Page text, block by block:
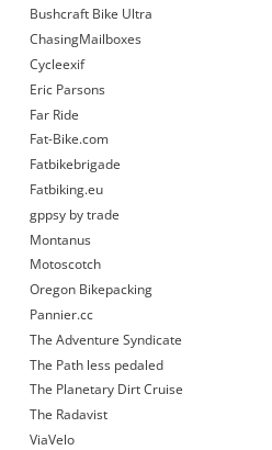
Bushcraft Bike Ultra
ChasingMailboxes
Cycleexif
Eric Parsons
Far Ride
Fat-Bike.com
Fatbikebrigade
Fatbiking.eu
gppsy by trade
Montanus
Motoscotch
Oregon Bikepacking
Pannier.cc
The Adventure Syndicate
The Path less pedaled
The Planetary Dirt Cruise
The Radavist
ViaVelo